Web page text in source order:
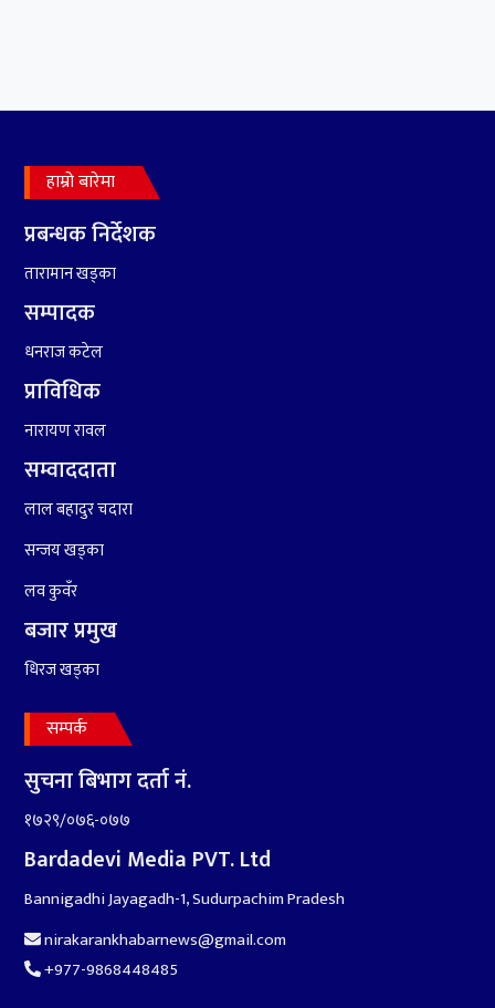
हाम्रो बारेमा
प्रबन्धक निर्देशक
तारामान खड्का
सम्पादक
धनराज कटेल
प्राविधिक
नारायण रावल
सम्वाददाता
लाल बहादुर चदारा
सन्जय खड्का
लव कुवँर
बजार प्रमुख
धिरज खड्का
सम्पर्क
सुचना बिभाग दर्ता नं.
१७२९/०७६-०७७
Bardadevi Media PVT. Ltd
Bannigadhi Jayagadh-1, Sudurpachim Pradesh
nirakarankhabarnews@gmail.com
+977-9868448485